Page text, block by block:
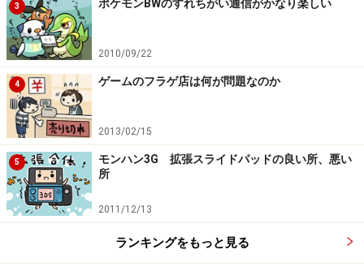
3 ポケモンBWのすれちがい通信がかなり楽しい
2010/09/22
4 ゲームのフラゲ店は何が問題なのか
2013/02/15
5
モンハン3G 拡張スライドパッドの良い所、悪い
所
2011/12/13
ランキングをもっと見る